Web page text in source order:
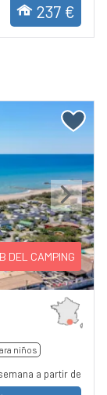
237 €
Next
DEL CAMPING
niños
a partir de